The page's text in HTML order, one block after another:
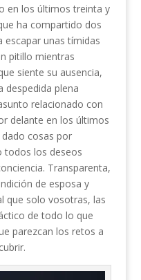
en los últimos treinta y
ha compartido dos
escapar unas tímidas
pitillo mientras
siente su ausencia,
despedida plena
relacionado con
delante en los últimos
cosas por
todos los deseos
Transparenta,
de esposa y
que solo vosotras, las
de todo lo que
parezcan los retos a